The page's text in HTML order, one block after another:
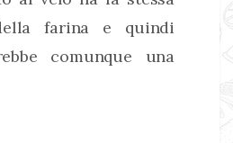
farina e quindi
comunque una